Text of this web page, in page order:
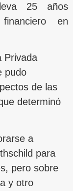
25 años
en
Privada
pudo
de las
determinó
a
para
pero sobre
y otro